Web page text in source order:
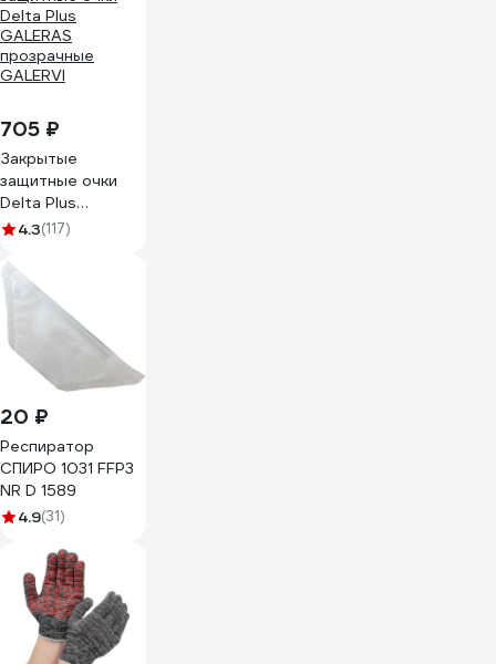
705 ₽
Закрытые
защитные очки
Delta Plus
GALERAS
GALERVI
4.3(117)
20 ₽
Респиратор
СПИРО 1031 FFP3
NR D 1589
4.9(31)